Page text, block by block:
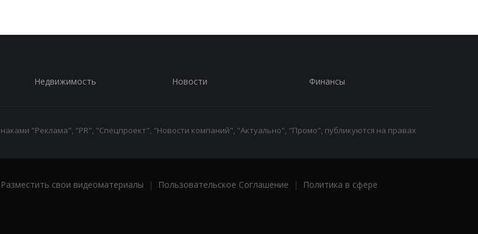
Недвижимость Новости Финансы
"Реклама", "PR", "Спецпроект", "Новости компаний", "Актуально", "Промо", публикуются на правах
Разместить свои видеоматериалы | Пользовательское Соглашение |
Политика в сфере